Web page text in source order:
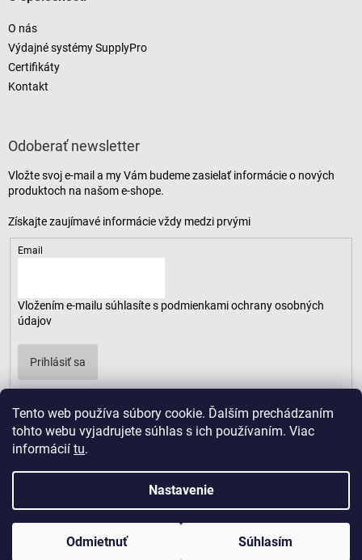
Tento web používa súbory cookie. Ďalším prechádzaním
tohto webu vyjadrujete súhlas s ich používaním. Viac
informácií tu.
Nastavenie
Odmietnuť Súhlasím
O nás
Výdajné systémy SupplyPro
Certifikáty
Kontakt
Odoberať newsletter
Vložte svoj e-mail a my Vám budeme zasielať informácie o nových
produktoch na našom e-shope.
Email
Vložením e-mailu súhlasíte s podmienkami ochrany osobných
údajov
Prihlásiť sa
Copyright 2026 . Všetky práva vyhradené.